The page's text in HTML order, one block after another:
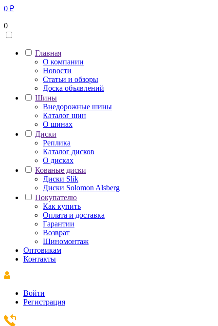
0 ₽
0
Главная
О компании
Новости
Статьи и обзоры
Доска объявлений
Шины
Внедорожные шины
Каталог шин
О шинах
Диски
Реплика
Каталог дисков
О дисках
Кованые диски
Диски Slik
Диски Solomon Alsberg
Покупателю
Как купить
Оплата и доставка
Гарантии
Возврат
Шиномонтаж
Оптовикам
Контакты
Войти
Регистрация